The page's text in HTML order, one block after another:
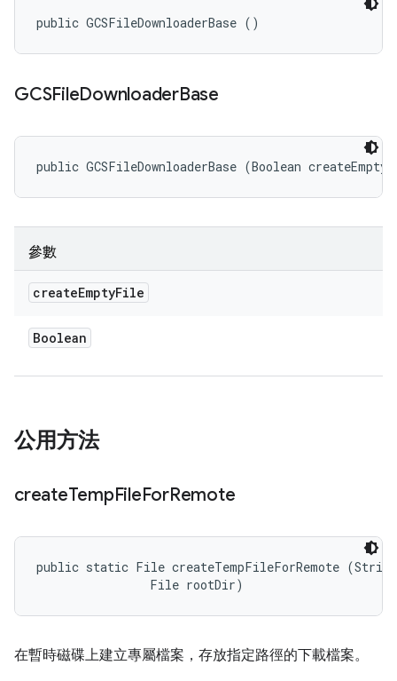
public GCSFileDownloaderBase ()
GCSFileDownloaderBase
public GCSFileDownloaderBase (Boolean
參數
createEmptyFile
Boolean
公用方法
createTempFileForRemote
public static File createTempFileForRemote
                File rootDir)
在暫時磁碟上建立專屬檔案，存放指定路徑的下載檔案。